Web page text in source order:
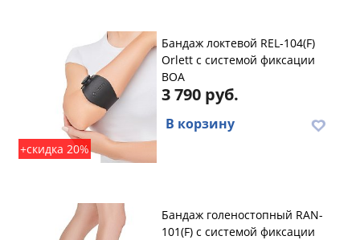
+скидка 20%
Бандаж локтевой REL-104(F)
Orlett с системой фиксации
BOA
3 790 руб.
В корзину
Бандаж голеностопный RAN-
101(F) с системой фиксации